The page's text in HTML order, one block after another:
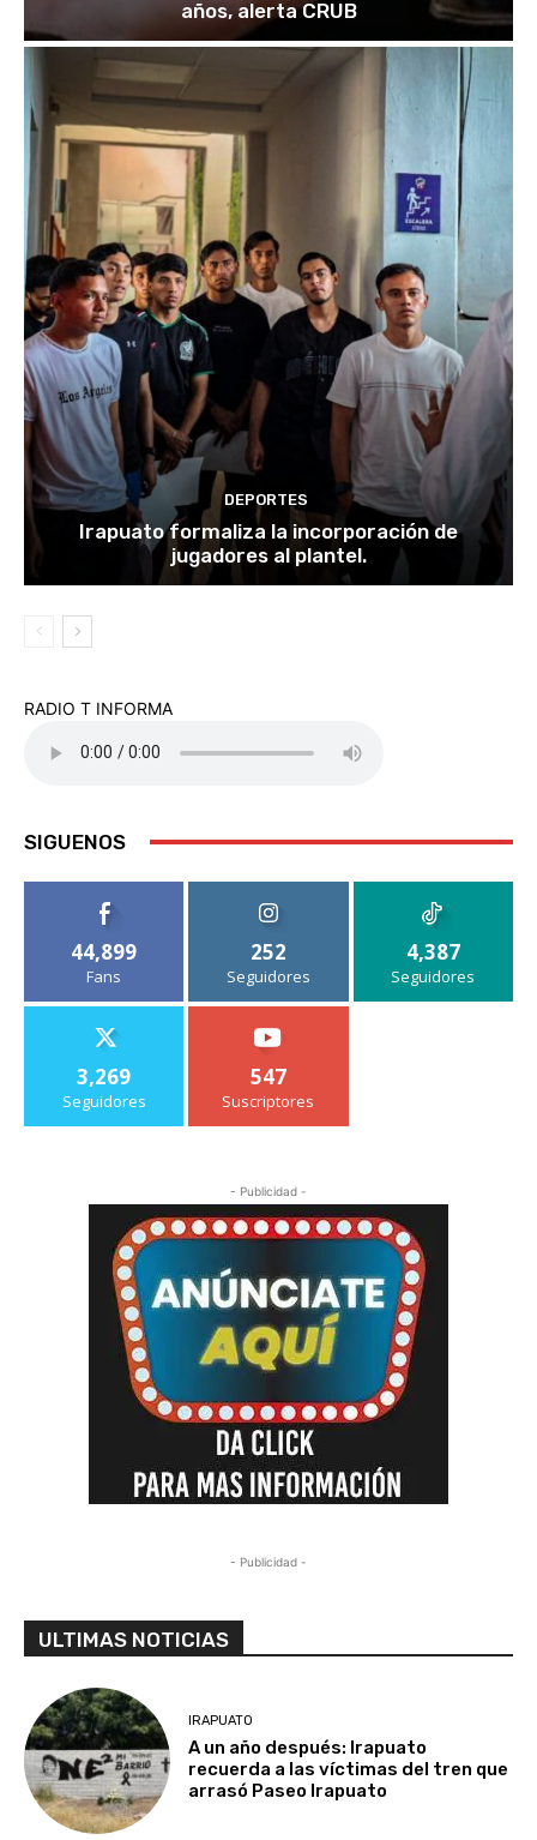
años, alerta CRUB
DEPORTES
Irapuato formaliza la incorporación de
jugadores al plantel.
RADIO T INFORMA
SIGUENOS
44,899
Fans
252
Seguidores
4,387
Seguidores
3,269
Seguidores
547
Suscriptores
- Publicidad -
- Publicidad -
ULTIMAS NOTICIAS
IRAPUATO
A un año después: Irapuato
recuerda a las víctimas del tren que
arrasó Paseo Irapuato